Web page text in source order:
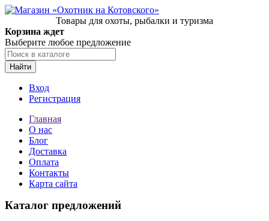
Товары для охоты, рыбалки и туризма
Корзина ждет
Выберите любое предложение
Найти
Вход
Регистрация
Главная
О нас
Блог
Доставка
Оплата
Контакты
Карта сайта
Каталог предложений